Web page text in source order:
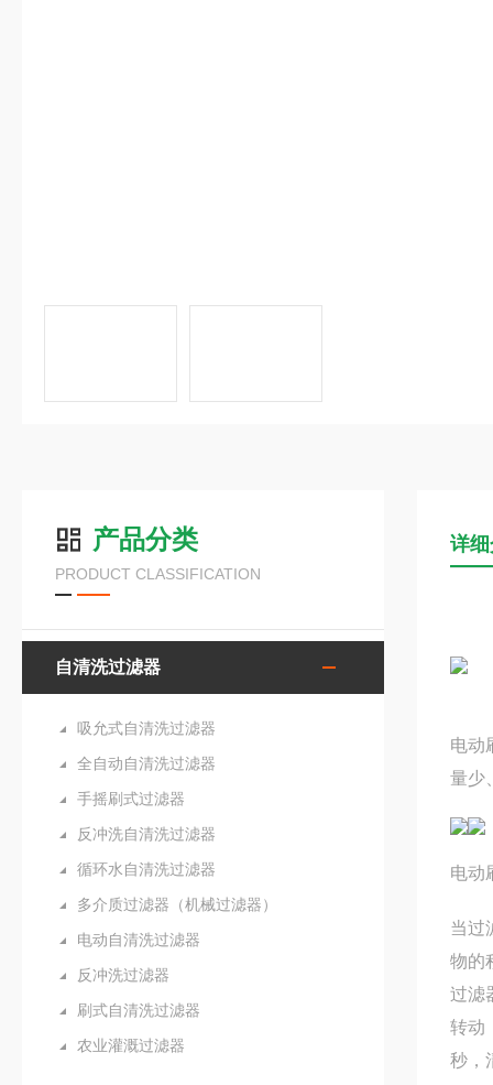
产品分类
PRODUCT CLASSIFICATION
自清洗过滤器
吸允式自清洗过滤器
全自动自清洗过滤器
手摇刷式过滤器
反冲洗自清洗过滤器
循环水自清洗过滤器
多介质过滤器（机械过滤器）
电动自清洗过滤器
反冲洗过滤器
刷式自清洗过滤器
农业灌溉过滤器
详
电动
量少
电动
当过
物的
过滤
转动
秒，